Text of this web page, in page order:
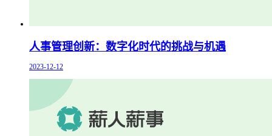
人事管理创新：数字化时代的挑战与机遇
2023-12-12